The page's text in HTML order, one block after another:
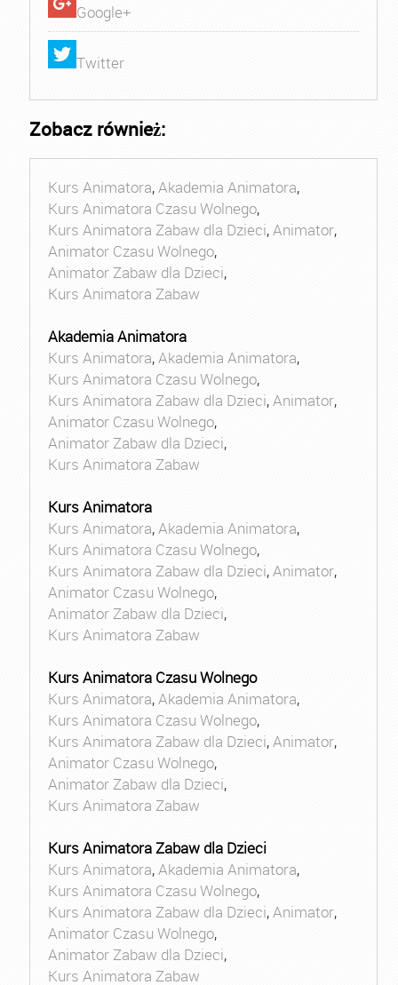
Google+
Twitter
Zobacz również:
Kurs Animatora,Akademia Animatora,
Kurs Animatora Czasu Wolnego,
Kurs Animatora Zabaw dla Dzieci,Animator,
Animator Czasu Wolnego,
Animator Zabaw dla Dzieci,
Kurs Animatora Zabaw
Akademia Animatora
Kurs Animatora,Akademia Animatora,
Kurs Animatora Czasu Wolnego,
Kurs Animatora Zabaw dla Dzieci,Animator,
Animator Czasu Wolnego,
Animator Zabaw dla Dzieci,
Kurs Animatora Zabaw
Kurs Animatora
Kurs Animatora,Akademia Animatora,
Kurs Animatora Czasu Wolnego,
Kurs Animatora Zabaw dla Dzieci,Animator,
Animator Czasu Wolnego,
Animator Zabaw dla Dzieci,
Kurs Animatora Zabaw
Kurs Animatora Czasu Wolnego
Kurs Animatora,Akademia Animatora,
Kurs Animatora Czasu Wolnego,
Kurs Animatora Zabaw dla Dzieci,Animator,
Animator Czasu Wolnego,
Animator Zabaw dla Dzieci,
Kurs Animatora Zabaw
Kurs Animatora Zabaw dla Dzieci
Kurs Animatora,Akademia Animatora,
Kurs Animatora Czasu Wolnego,
Kurs Animatora Zabaw dla Dzieci,Animator,
Animator Czasu Wolnego,
Animator Zabaw dla Dzieci,
Kurs Animatora Zabaw